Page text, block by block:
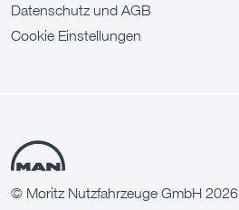
Datenschutz und AGB
Cookie Einstellungen
© Moritz Nutzfahrzeuge GmbH 2026